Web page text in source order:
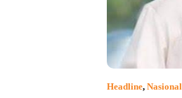
Headline, Nasional